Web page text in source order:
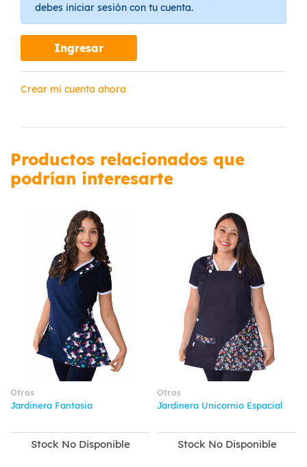
debes iniciar sesión con tu cuenta.
Ingresar
Crear mi cuenta ahora
Productos relacionados que
podrían interesarte
Otros
Jardinera Fantasia
Stock No Disponible
Otros
Jardinera Unicornio Espacial
Stock No Disponible